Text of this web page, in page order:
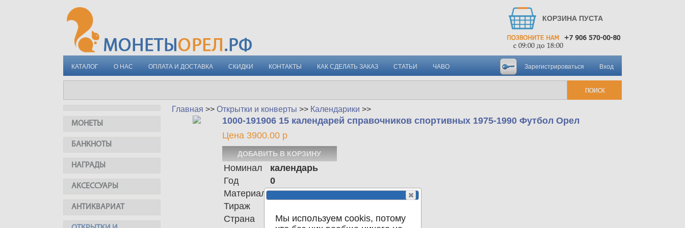
КОРЗИНА ПУСТА
КАТАЛОГ О НАС ОПЛАТА И ДОСТАВКА СКИДКИ КОНТАКТЫ КАК СДЕЛАТЬ ЗАКАЗ СТАТЬИ ЧАВО Вход
Зарегистрироваться
МОНЕТЫ
БАНКНОТЫ
НАГРАДЫ
АКСЕССУАРЫ
АНТИКВАРИАТ
Главная >> Открытки и конверты >> Календарики >>
1000-191906 15 календарей справочников спортивных 1975-1990 Футбол Орел
Цена 3900.00 р
Номинал
календарь
Год
0
Материал
Тираж
Страна
СССР
Мы используем cookis, потому